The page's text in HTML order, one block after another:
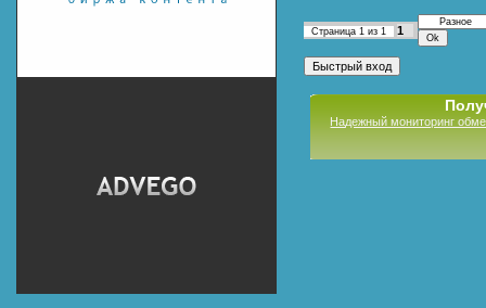
Страница 1 из 1 1
Надежный мониторинг